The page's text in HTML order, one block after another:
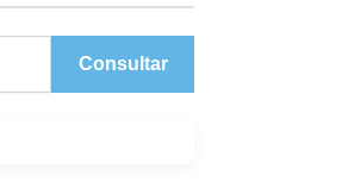
Consultar